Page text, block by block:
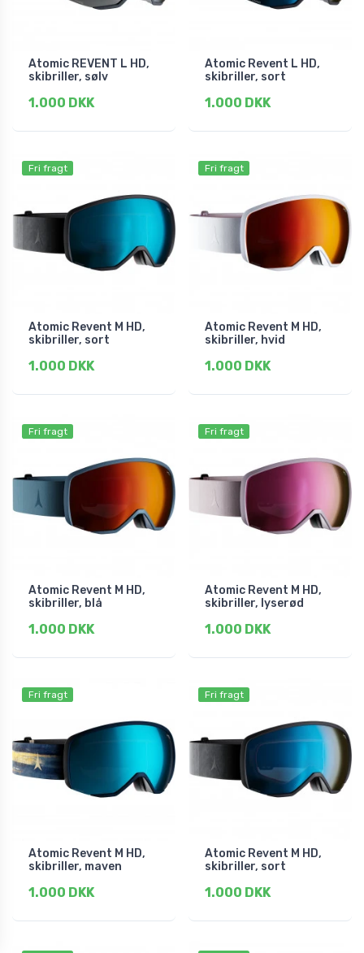
Atomic REVENT L HD,
skibriller, sølv
1.000 DKK
Atomic Revent L HD,
skibriller, sort
1.000 DKK
Fri fragt
Atomic Revent M HD,
skibriller, sort
1.000 DKK
Fri fragt
Atomic Revent M HD,
skibriller, hvid
1.000 DKK
Fri fragt
Atomic Revent M HD,
skibriller, blå
1.000 DKK
Fri fragt
Atomic Revent M HD,
skibriller, lyserød
1.000 DKK
Fri fragt
Atomic Revent M HD,
skibriller, maven
1.000 DKK
Fri fragt
Atomic Revent M HD,
skibriller, sort
1.000 DKK